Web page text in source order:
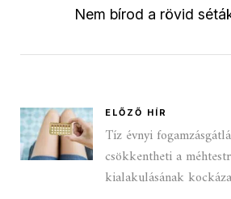
Nem bírod a rövid
ELŐZŐ HÍR
Tíz évnyi
csökkentheti a
kialakulásának